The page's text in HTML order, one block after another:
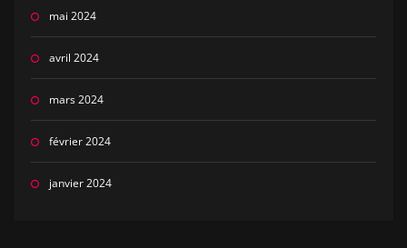
mai 2024
avril 2024
mars 2024
février 2024
janvier 2024